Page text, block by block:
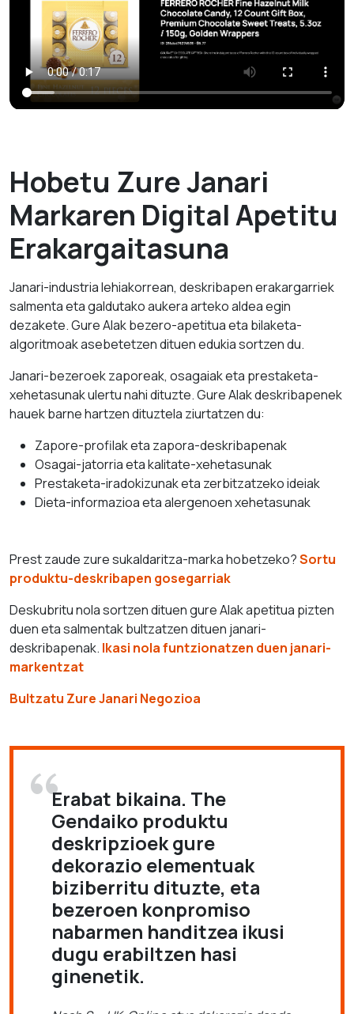
Hobetu Zure Janari
Markaren Digital Apetitu
Erakargaitasuna
Janari-industria lehiakorrean, deskribapen erakargarriek
salmenta eta galdutako aukera arteko aldea egin
dezakete. Gure AIak bezero-apetitua eta bilaketa-
algoritmoak asebetetzen dituen edukia sortzen du.
Janari-bezeroek zaporeak, osagaiak eta prestaketa-
xehetasunak ulertu nahi dituzte. Gure AIak deskribapenek
hauek barne hartzen dituztela ziurtatzen du:
Zapore-profilak eta zapora-deskribapenak
Osagai-jatorria eta kalitate-xehetasunak
Prestaketa-iradokizunak eta zerbitzatzeko ideiak
Dieta-informazioa eta alergenoen xehetasunak
Prest zaude zure sukaldaritza-marka hobetzeko?Sortu
produktu-deskribapen gosegarriak
Deskubritu nola sortzen dituen gure AIak apetitua pizten
duen eta salmentak bultzatzen dituen janari-
deskribapenak. Ikasi nola funtzionatzen duen janari-
markentzat
Bultzatu Zure Janari Negozioa
Erabat bikaina. The
Gendaiko produktu
deskripzioek gure
dekorazio elementuak
biziberritu dituzte, eta
bezeroen konpromiso
nabarmen handitzea ikusi
dugu erabiltzen hasi
ginenetik.